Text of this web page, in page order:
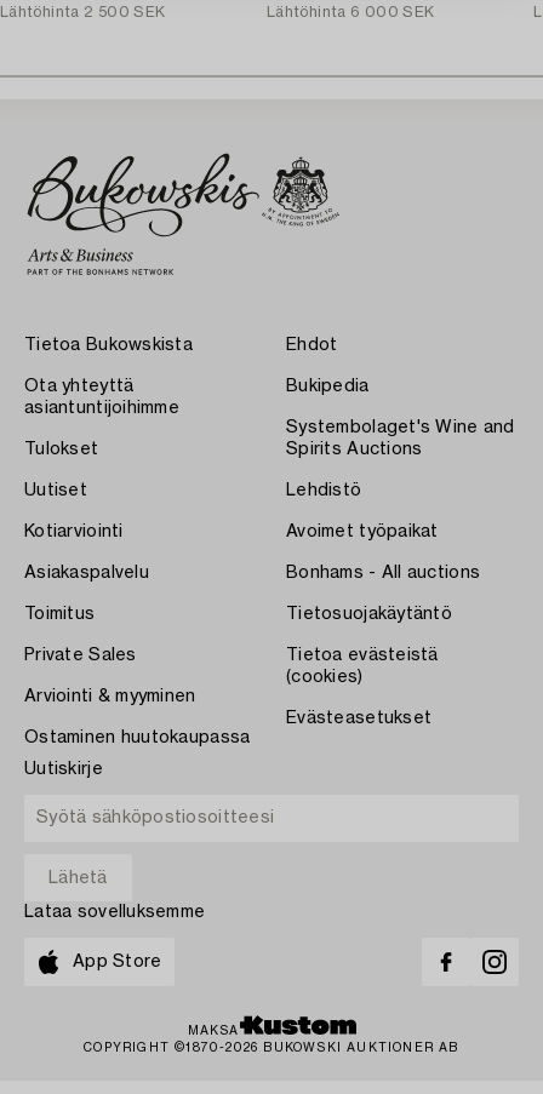
Lähtöhinta 2 500 SEK
Lähtöhinta 6 000 SEK
Tietoa Bukowskista
Ota yhteyttä
asiantuntijoihimme
Tulokset
Uutiset
Kotiarviointi
Asiakaspalvelu
Toimitus
Private Sales
Arviointi & myyminen
Ostaminen huutokaupassa
Ehdot
Bukipedia
Systembolaget's Wine and
Spirits Auctions
Lehdistö
Avoimet työpaikat
Bonhams - All auctions
Tietosuojakäytäntö
Tietoa evästeistä
(cookies)
Evästeasetukset
Uutiskirje
Lataa sovelluksemme
App Store
MAKSA
COPYRIGHT ©1870-2026 BUKOWSKI AUKTIONER AB